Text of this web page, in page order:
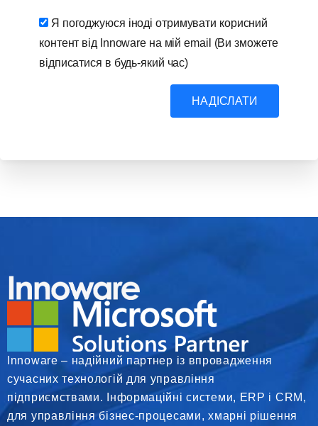
Я погоджуюся іноді отримувати корисний
контент від Innoware на мій email (Ви зможете
відписатися в будь-який час)
НАДІСЛАТИ
Innoware – надійний партнер із впровадження
сучасних технологій для управління
підприємствами. Інформаційні системи, ERP і CRM,
для управління бізнес-процесами, хмарні рішення